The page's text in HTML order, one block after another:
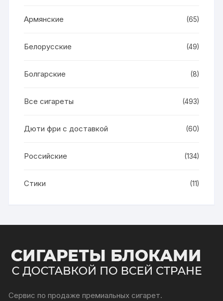
Армянские (65)
Белорусские (49)
Болгарские (8)
Все сигареты (493)
Дюти фри с доставкой (60)
Российские (134)
Стики (11)
Сервис по продаже премиальных сигарет.